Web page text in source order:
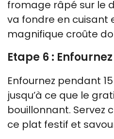
fromage râpé sur le
va fondre en cuisant
magnifique croûte
Etape 6 :
Enfournez pendant
jusqu’à ce que le
bouillonnant. Servez
ce plat festif et